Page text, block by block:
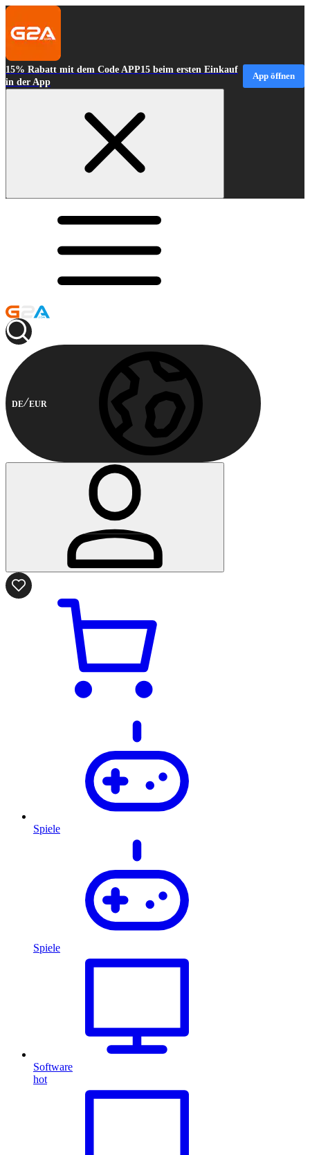
15% Rabatt mit dem Code APP15 beim ersten Einkauf
in der App
App öffnen
DE EUR
Spiele
Spiele
Software
hot